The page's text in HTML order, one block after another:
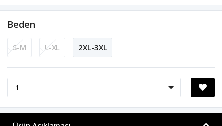
Beden
S-M L-XL 2XL-3XL